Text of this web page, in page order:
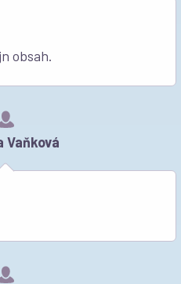
obsah.
Vaňková